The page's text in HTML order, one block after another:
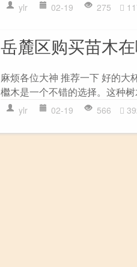
ylr 02-19 275
岳麓区购买苗木
麻烦各位大神 推荐一下 好的大
檵木是一个不错的选择。这种
ylr 02-19 566